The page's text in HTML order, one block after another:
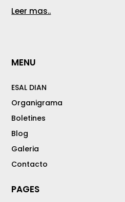
Leer mas..
MENU
ESAL DIAN
Organigrama
Boletines
Blog
Galeria
Contacto
PAGES